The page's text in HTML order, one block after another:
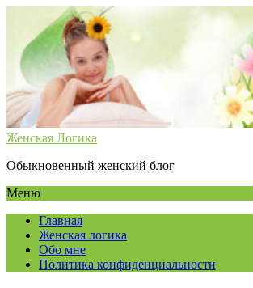
Женская Логика
Обыкновенный женский блог
Меню
Главная
Женская логика
Обо мне
Политика конфиденциальности